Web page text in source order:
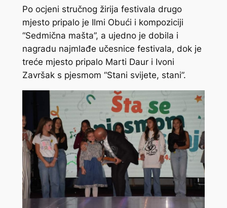
Po ocjeni stručnog žirija festivala drugo
mjesto pripalo je Ilmi Obući i kompoziciji
“Sedmična mašta”, a ujedno je dobila i
nagradu najmlađe učesnice festivala, dok je
treće mjesto pripalo Marti Daur i Ivoni
Završak s pjesmom “Stani svijete, stani”.